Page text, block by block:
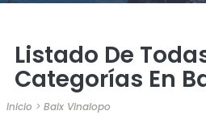
Listado De
Categorías En
Inicio > Baix Vinalopo